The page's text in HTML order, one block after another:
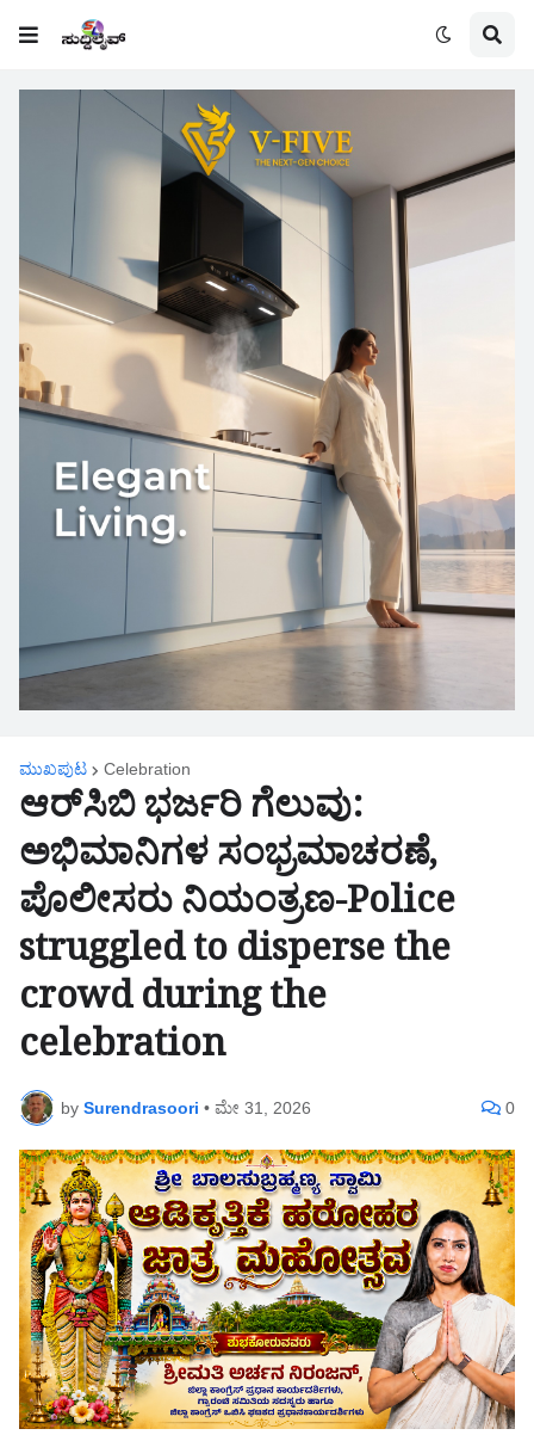
ಮುಖಪುಟ Celebration
ಆರ್‌ಸಿಬಿ ಭರ್ಜರಿ ಗೆಲುವು:
ಅಭಿಮಾನಿಗಳ ಸಂಭ್ರಮಾಚರಣೆ,
ಪೊಲೀಸರು ನಿಯಂತ್ರಣ-Police
struggled to disperse the
crowd during the
celebration
by Surendrasoori • ಮೇ 31, 2026 0